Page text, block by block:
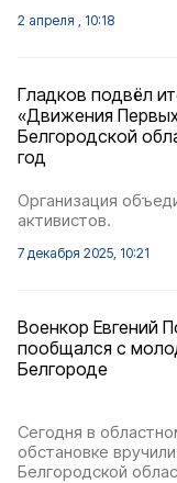
2 апреля , 10:18
Гладков подвёл
«Движения
Белгородской
год
Организация
активистов.
7 декабря 2025, 10:21
Военкор Евгений
пообщался с
Белгороде
Сегодня в
обстановке
Белгородской